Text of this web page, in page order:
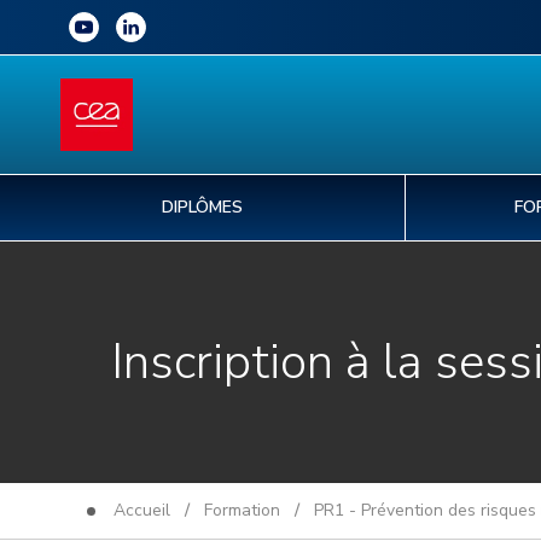
DIPLÔMES
Inscription à la
Accueil / Formation / PR1 - Prévention des